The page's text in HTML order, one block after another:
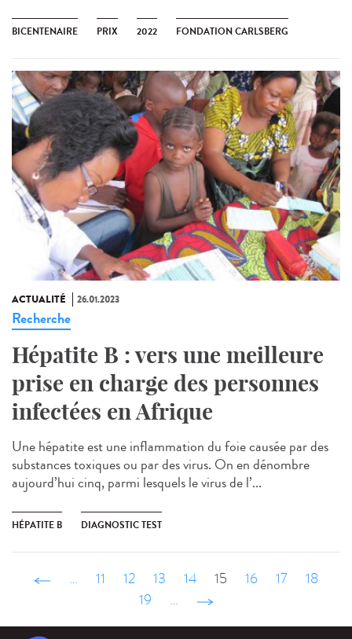
BICENTENAIRE PRIX 2022 FONDATION CARLSBERG
ACTUALITÉ 26.01.2023
Recherche
Hépatite B : vers une meilleure
prise en charge des personnes
infectées en Afrique
Une hépatite est une inflammation du foie causée par des
substances toxiques ou par des virus. On en dénombre
aujourd’hui cinq, parmi lesquels le virus de l’...
HÉPATITE B DIAGNOSTIC TEST
‹ précédent
… 11 12 13 14 15 16 17
18
19
… suivant ›